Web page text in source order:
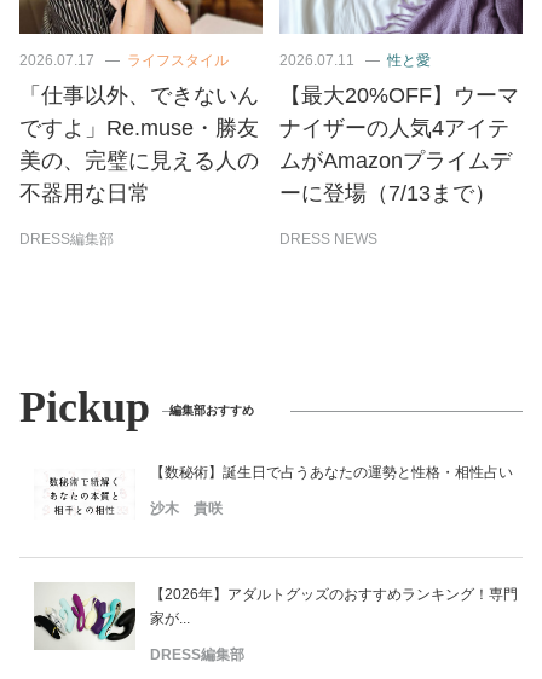
2026.07.17 ライフスタイル
「仕事以外、できないん
ですよ」Re.muse・勝友
美の、完璧に見える人の
不器用な日常
DRESS編集部
2026.07.11 性と愛
【最大20%OFF】ウーマ
ナイザーの人気4アイテ
ムがAmazonプライムデ
ーに登場（7/13まで）
DRESS NEWS
Pickup 編集部おすすめ
【数秘術】誕生日で占うあなたの運勢と性格・相性占い
沙木 貴咲
【2026年】アダルトグッズのおすすめランキング！専門
家が...
DRESS編集部